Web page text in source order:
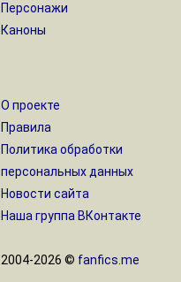
Персонажи
Каноны
О проекте
Правила
Политика обработки
персональных данных
Новости сайта
Наша группа ВКонтакте
2004-2026 © fanfics.me